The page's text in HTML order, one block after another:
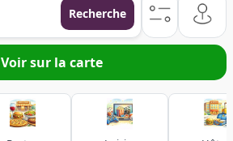
Recherche
Voir sur la carte